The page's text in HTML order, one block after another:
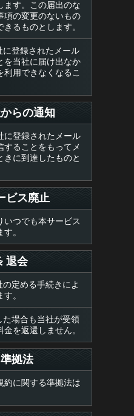
ます。この届出のな
項の変更のないもの
るものとします。
登録されたメール
を当社に届け出なか
利用できなくなるこ
らの通知
に登録されたメール
することをもってメ
きに到達したものと
ビス廃止
いつでも本サービス
。
退会
定める手続きによ
。
場合も当社が受領
を返還しません。
拠法
約に関する準拠法は